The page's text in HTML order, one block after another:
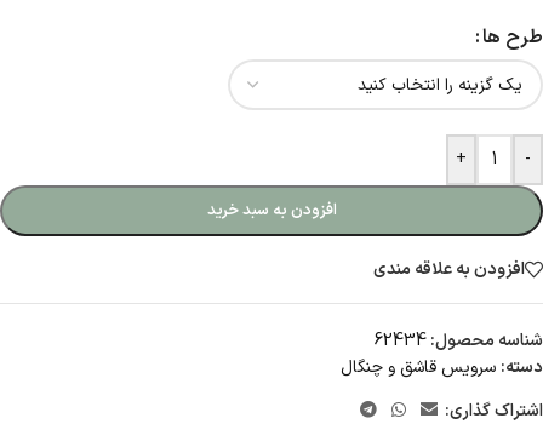
طرح ها
-
+
افزودن به سبد خرید
افزودن به علاقه مندی
شناسه محصول:62434
دسته: سرویس قاشق و چنگال
اشتراک گذاری: